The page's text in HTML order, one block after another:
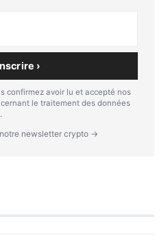
›
confirmez avoir lu et accepté nos
le traitement des données
newsletter crypto →